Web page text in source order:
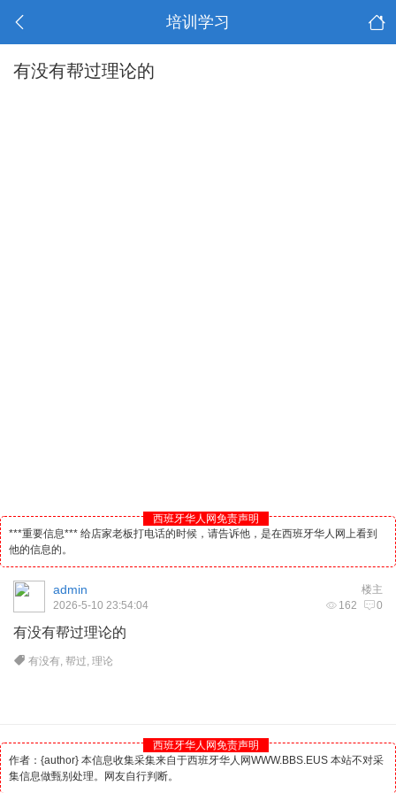
培训学习
有没有帮过理论的
西班牙华人网免责声明
***重要信息*** 给店家老板打电话的时候，请告诉他，是在西班牙华人网上看到
他的信息的。
楼主
admin
162 0
2026-5-10 23:54:04
有没有帮过理论的
有没有,帮过,理论
西班牙华人网免责声明
作者：{author} 本信息收集采集来自于西班牙华人网WWW.BBS.EUS 本站不对采
集信息做甄别处理。网友自行判断。